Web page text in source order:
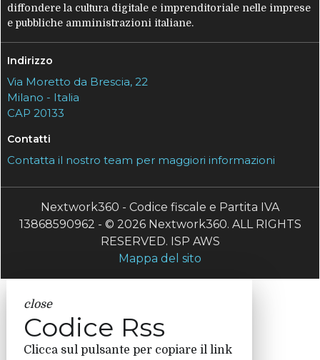
diffondere la cultura digitale e imprenditoriale nelle imprese
e pubbliche amministrazioni italiane.
Indirizzo
Via Moretto da Brescia, 22
Milano - Italia
CAP 20133
Contatti
Contatta il nostro team per maggiori informazioni
Nextwork360 - Codice fiscale e Partita IVA
13868590962 - © 2026 Nextwork360. ALL RIGHTS
RESERVED. ISP AWS
Mappa del sito
close
Codice Rss
Clicca sul pulsante per copiare il link